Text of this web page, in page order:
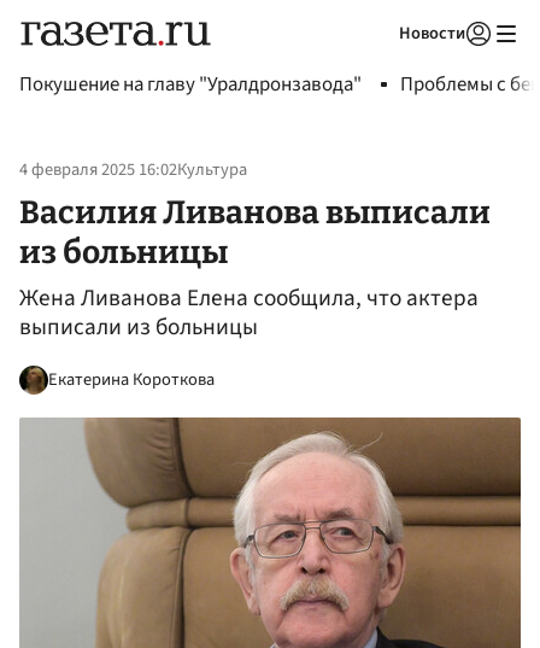
Новости
Покушение на главу "Уралдронзавода" Проблемы с
4 февраля 2025 16:02Культура
Василия Ливанова выписали
из больницы
Жена Ливанова Елена сообщила, что актера
выписали из больницы
Екатерина Короткова